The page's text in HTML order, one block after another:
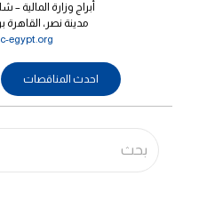
أبراج وزارة المالية
مدينة نصر، القاهرة برج ٥، الدور
egypt.org
احدث المناقصات